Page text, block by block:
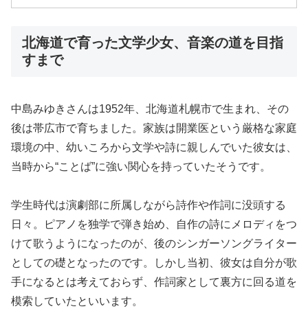
北海道で育った文学少女、音楽の道を目指
すまで
中島みゆきさんは1952年、北海道札幌市で生まれ、その
後は帯広市で育ちました。家族は開業医という厳格な家庭
環境の中、幼いころから文学や詩に親しんでいた彼女は、
当時から“ことば”に強い関心を持っていたそうです。
学生時代は演劇部に所属しながら詩作や作詞に没頭する
日々。ピアノを独学で弾き始め、自作の詩にメロディをつ
けて歌うようになったのが、後のシンガーソングライター
としての礎となったのです。しかし当初、彼女は自分が歌
手になるとは考えておらず、作詞家として裏方に回る道を
模索していたといいます。